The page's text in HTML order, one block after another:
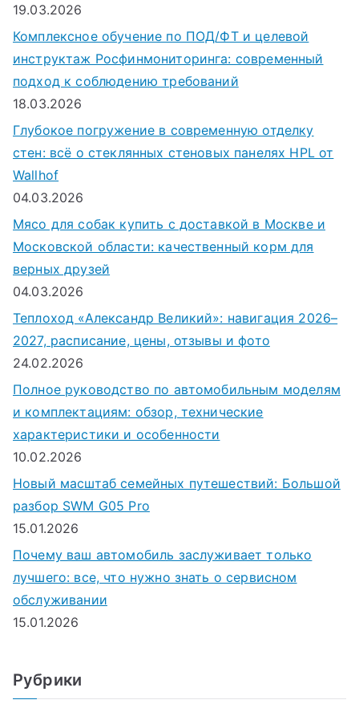
19.03.2026
Комплексное обучение по ПОД/ФТ и целевой
инструктаж Росфинмониторинга: современный
подход к соблюдению требований
18.03.2026
Глубокое погружение в современную отделку
стен: всё о стеклянных стеновых панелях HPL от
Wallhof
04.03.2026
Мясо для собак купить с доставкой в Москве и
Московской области: качественный корм для
верных друзей
04.03.2026
Теплоход «Александр Великий»: навигация 2026–
2027, расписание, цены, отзывы и фото
24.02.2026
Полное руководство по автомобильным моделям
и комплектациям: обзор, технические
характеристики и особенности
10.02.2026
Новый масштаб семейных путешествий: Большой
разбор SWM G05 Pro
15.01.2026
Почему ваш автомобиль заслуживает только
лучшего: все, что нужно знать о сервисном
обслуживании
15.01.2026
Рубрики